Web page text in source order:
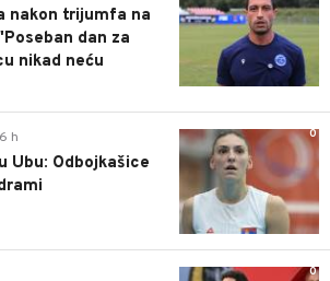
nakon trijumfa na
dan za
nikad neću
0
h
Ubu: Odbojkašice
0